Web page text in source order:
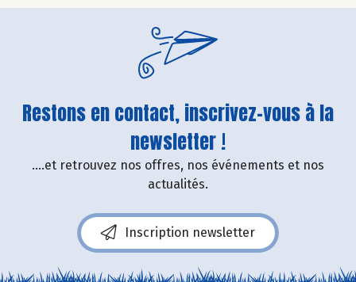
Restons en contact, inscrivez-vous à la
newsletter !
....et retrouvez nos offres, nos événements et nos
actualités.
Inscription newsletter